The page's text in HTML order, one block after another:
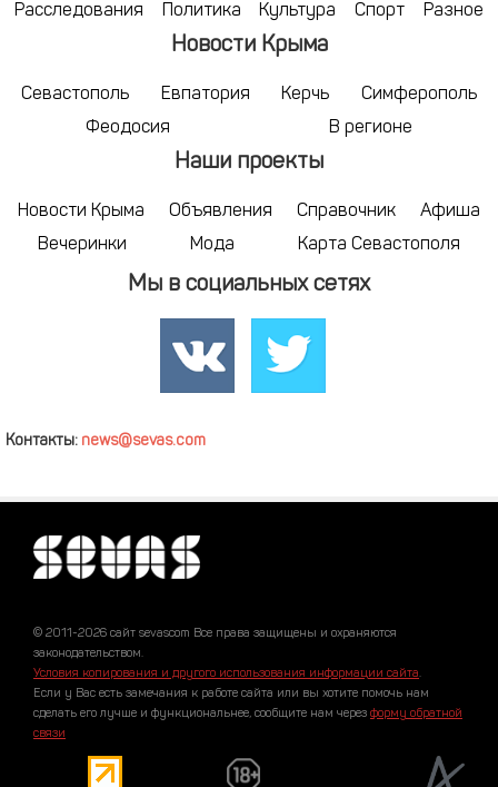
Расследования
Политика Культура Спорт Разное
Новости Крыма
Севастополь Евпатория Керчь
Симферополь
Феодосия
В регионе
Наши проекты
Новости Крыма Объявления Справочник
Афиша
Вечеринки
Мода Карта Севастополя
Мы в социальных сетях
Контакты: news@sevas.com
© 2011-2026 сайт sevascom Все права защищены и охраняются
законодательством.
Условия копирования и другого использования информации сайта.
Если у Вас есть замечания к работе сайта или вы хотите помочь нам
сделать его лучше и функциональнее, сообщите нам через форму обратной
связи